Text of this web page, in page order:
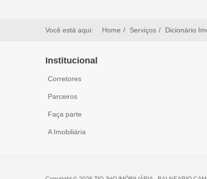
Você está aqui: Home Serviços Dicionário
Institucional
Corretores
Parceiros
Faça parte
A Imobiliária